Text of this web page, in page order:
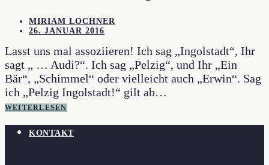
MIRIAM LOCHNER
26. JANUAR 2016
Lasst uns mal assoziieren! Ich sag „Ingolstadt“, Ihr
sagt „ … Audi?“. Ich sag „Pelzig“, und Ihr „Ein
Bär“, „Schimmel“ oder vielleicht auch „Erwin“. Sag
ich „Pelzig Ingolstadt!“ gilt ab…
WEITERLESEN
KONTAKT